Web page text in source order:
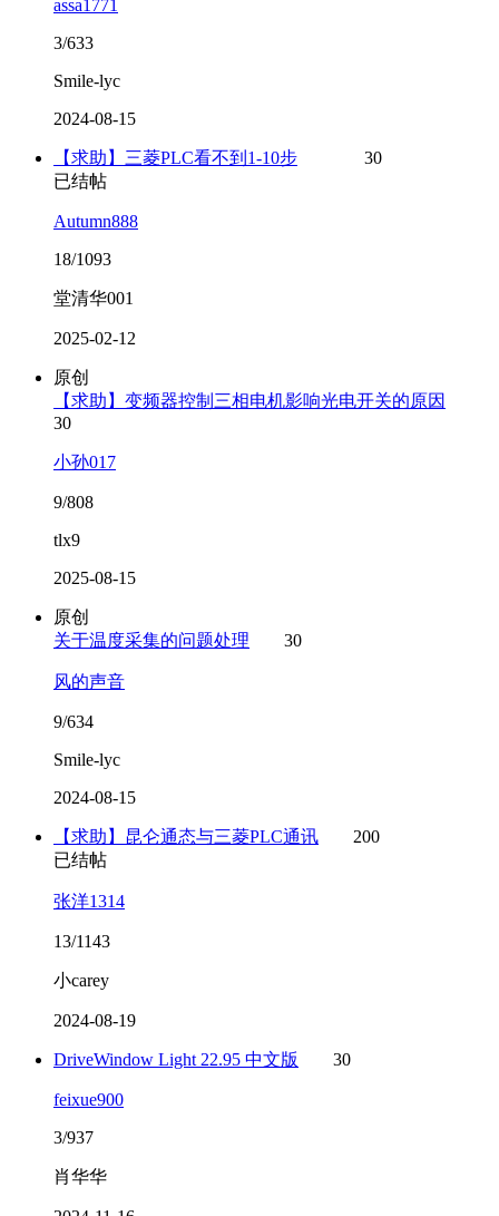
assa1771
3/633
Smile-lyc
2024-08-15
【求助】三菱PLC看不到1-10步
30
已结帖
Autumn888
18/1093
堂清华001
2025-02-12
原创
【求助】变频器控制三相电机影响光电开关的原因
30
小孙017
9/808
tlx9
2025-08-15
原创
关于温度采集的问题处理
30
风的声音
9/634
Smile-lyc
2024-08-15
【求助】昆仑通态与三菱PLC通讯
200
已结帖
张洋1314
13/1143
小carey
2024-08-19
DriveWindow Light 22.95 中文版 30
feixue900
3/937
肖华华